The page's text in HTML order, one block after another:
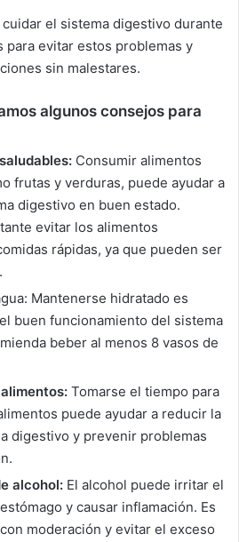
el sistema digestivo durante
para evitar estos problemas y
sin malestares.
algunos consejos para
Consumir alimentos
frutas y verduras, puede ayudar a
digestivo en buen estado.
evitar los alimentos
rápidas, ya que pueden ser
Mantenerse hidratado es
buen funcionamiento del sistema
beber al menos 8 vasos de
Tomarse el tiempo para
puede ayudar a reducir la
digestivo y prevenir problemas
alcohol: El alcohol puede irritar el
y causar inflamación. Es
moderación y evitar el exceso